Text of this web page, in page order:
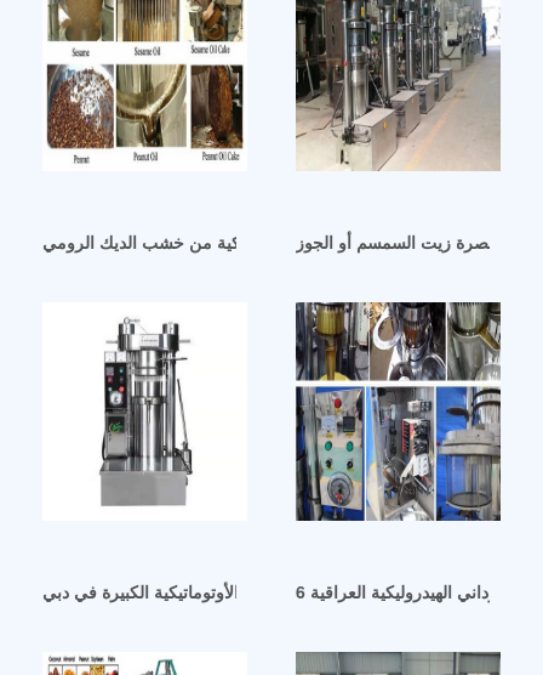
آلة ضغط زيت جوز الهند الهيدروليكية من خشب الديك الرومي
معصرة زيت السمسم أو الجوز
آلة عصر زيت اللوز الهيدروليكية الأوتوماتيكية الكبيرة في دبي